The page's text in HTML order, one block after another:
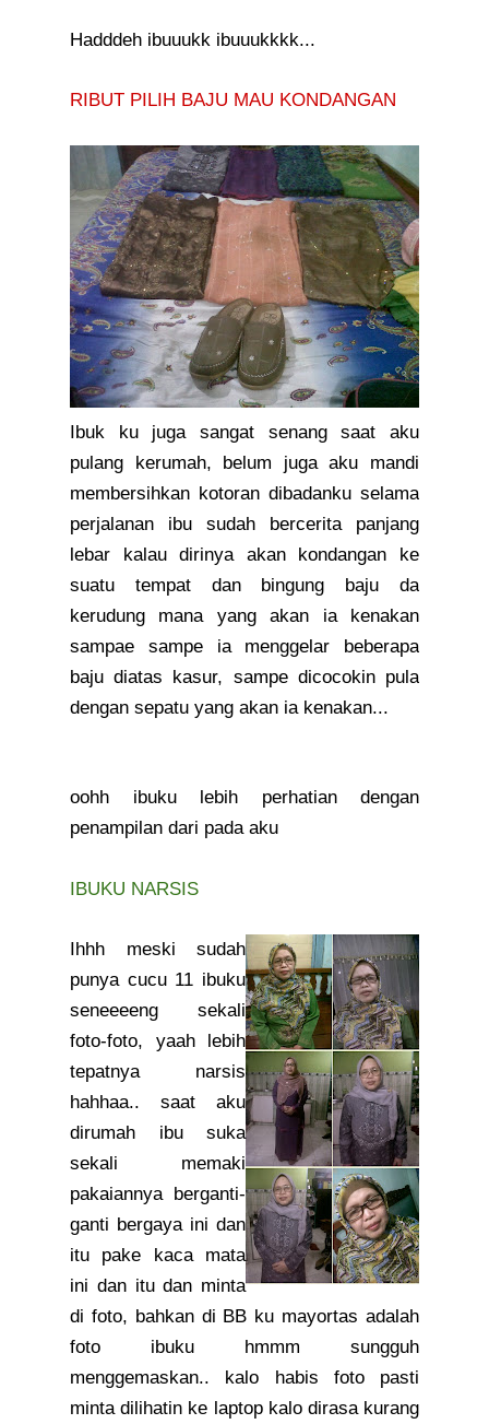
Hadddeh ibuuukk ibuuukkkk...
RIBUT PILIH BAJU MAU KONDANGAN
Ibuk ku juga sangat senang saat aku
pulang kerumah, belum juga aku mandi
membersihkan kotoran dibadanku selama
perjalanan ibu sudah bercerita panjang
lebar kalau dirinya akan kondangan ke
suatu tempat dan bingung baju da
kerudung mana yang akan ia kenakan
sampae sampe ia menggelar beberapa
baju diatas kasur, sampe dicocokin pula
dengan sepatu yang akan ia kenakan...
oohh ibuku lebih perhatian dengan
penampilan dari pada aku
IBUKU NARSIS
Ihhh meski sudah
punya cucu 11 ibuku
seneeeeng sekali
foto-foto, yaah lebih
tepatnya narsis
hahhaa.. saat aku
dirumah ibu suka
sekali memaki
pakaiannya berganti-
ganti bergaya ini dan
itu pake kaca mata
ini dan itu dan minta
di foto, bahkan di BB ku mayortas adalah
foto ibuku hmmm sungguh
menggemaskan.. kalo habis foto pasti
minta dilihatin ke laptop kalo dirasa kurang